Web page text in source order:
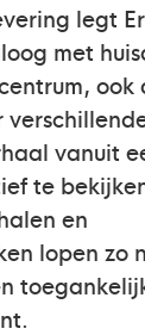
legt
met
ook
vanuit
te
en
lopen zo